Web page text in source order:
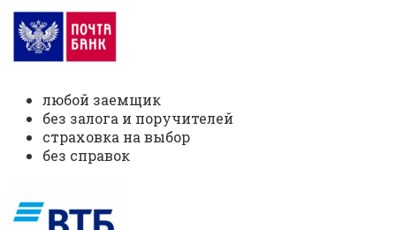
любой заемщик
без залога и поручителей
страховка на выбор
без справок